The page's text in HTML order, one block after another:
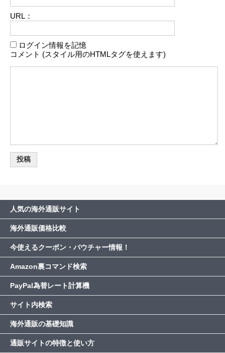
URL：
ログイン情報を記憶
コメント (スタイル用のHTMLタグを使えます)
人気の海外通販サイト
海外通販価格比較
今使えるクーポン・バウチャー情報！
Amazon裏コマンド検索
PayPal為替レート計算機
サイト内検索
海外通販の基礎知識
通販サイトの特徴と使い方